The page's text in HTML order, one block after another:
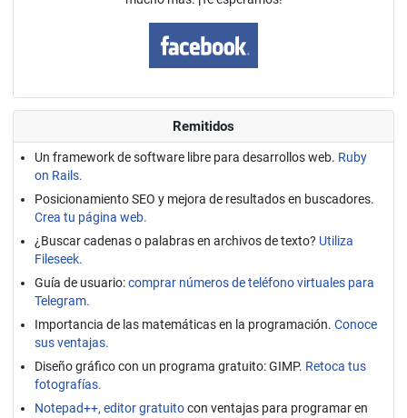
Remitidos
Un framework de software libre para desarrollos web. Ruby
on Rails.
Posicionamiento SEO y mejora de resultados en buscadores.
Crea tu página web.
¿Buscar cadenas o palabras en archivos de texto? Utiliza
Fileseek.
Guía de usuario:comprar números de teléfono virtuales para
Telegram.
Importancia de las matemáticas en la programación. Conoce
sus ventajas.
Diseño gráfico con un programa gratuito: GIMP. Retoca tus
fotografías.
Notepad++, editor gratuitocon ventajas para programar en